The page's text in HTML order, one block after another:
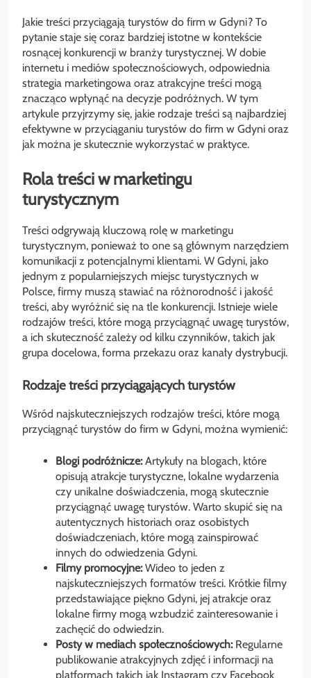
Jakie treści przyciągają turystów do firm w Gdyni? To
pytanie staje się coraz bardziej istotne w kontekście
rosnącej konkurencji w branży turystycznej. W dobie
internetu i mediów społecznościowych, odpowiednia
strategia marketingowa oraz atrakcyjne treści mogą
znacząco wpłynąć na decyzje podróżnych. W tym
artykule przyjrzymy się, jakie rodzaje treści są najbardziej
efektywne w przyciąganiu turystów do firm w Gdyni oraz
jak można je skutecznie wykorzystać w praktyce.
Rola treści w marketingu
turystycznym
Treści odgrywają kluczową rolę w marketingu
turystycznym, ponieważ to one są głównym narzędziem
komunikacji z potencjalnymi klientami. W Gdyni, jako
jednym z popularniejszych miejsc turystycznych w
Polsce, firmy muszą stawiać na różnorodność i jakość
treści, aby wyróżnić się na tle konkurencji. Istnieje wiele
rodzajów treści, które mogą przyciągnąć uwagę turystów,
a ich skuteczność zależy od kilku czynników, takich jak
grupa docelowa, forma przekazu oraz kanały dystrybucji.
Rodzaje treści przyciągających turystów
Wśród najskuteczniejszych rodzajów treści, które mogą
przyciągnąć turystów do firm w Gdyni, można wymienić:
Blogi podróżnicze:Artykuły na blogach, które
opisują atrakcje turystyczne, lokalne wydarzenia
czy unikalne doświadczenia, mogą skutecznie
przyciągnąć uwagę turystów. Warto skupić się na
autentycznych historiach oraz osobistych
doświadczeniach, które mogą zainspirować
innych do odwiedzenia Gdyni.
Filmy promocyjne:Wideo to jeden z
najskuteczniejszych formatów treści. Krótkie filmy
przedstawiające piękno Gdyni, jej atrakcje oraz
lokalne firmy mogą wzbudzić zainteresowanie i
zachęcić do odwiedzin.
Posty w mediach społecznościowych:Regularne
publikowanie atrakcyjnych zdjęć i informacji na
platformach takich jak Instagram czy Facebook